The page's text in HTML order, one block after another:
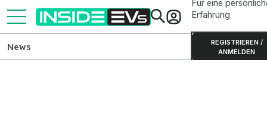
Für eine
Erfahrung
REGISTRIEREN /
ANMELDEN
News